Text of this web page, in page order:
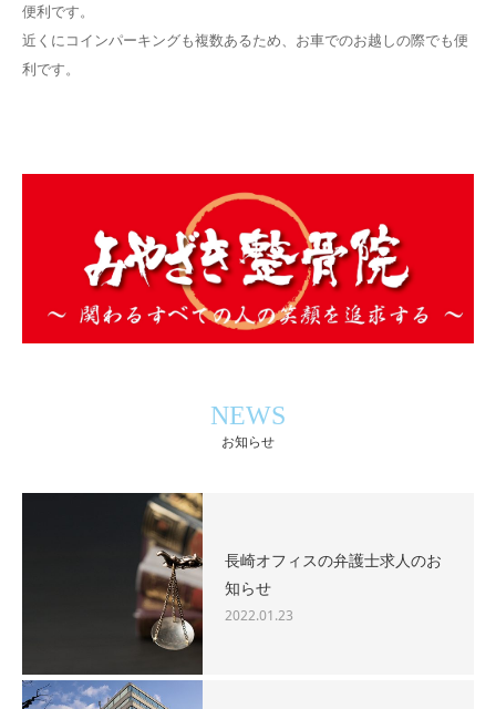
便利です。
近くにコインパーキングも複数あるため、お車でのお越しの際でも便
利です。
NEWS
お知らせ
長崎オフィスの弁護士求人のお
知らせ
2022.01.23